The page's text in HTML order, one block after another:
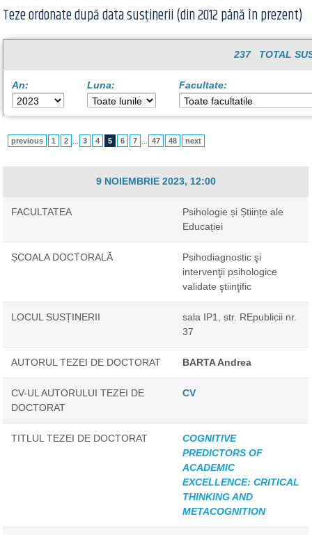
Teze ordonate după data susținerii (din 2012 până în prezent)
237 TOTAL
An: Luna: Facultate:
previous 1 2 3 4 5 6 7 47 48 next
9 NOIEMBRIE 2023, 12:00
FACULTATEA
Psihologie și Științe ale
Educației
ȘCOALA DOCTORALĂ
Psihodiagnostic şi
intervenţii psihologice
validate ştiinţific
LOCUL SUSȚINERII
sala IP1, str. REpublicii nr.
37
AUTORUL TEZEI DE DOCTORAT BARTA Andrea
CV-UL AUTORULUI TEZEI DE
DOCTORAT
CV
TITLUL TEZEI DE DOCTORAT
COGNITIVE
PREDICTORS OF
ACADEMIC
EXCELLENCE: CRITICAL
THINKING AND
METACOGNITION